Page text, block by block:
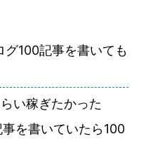
グ100記事を書いても
い稼ぎたかった
を書いていたら100